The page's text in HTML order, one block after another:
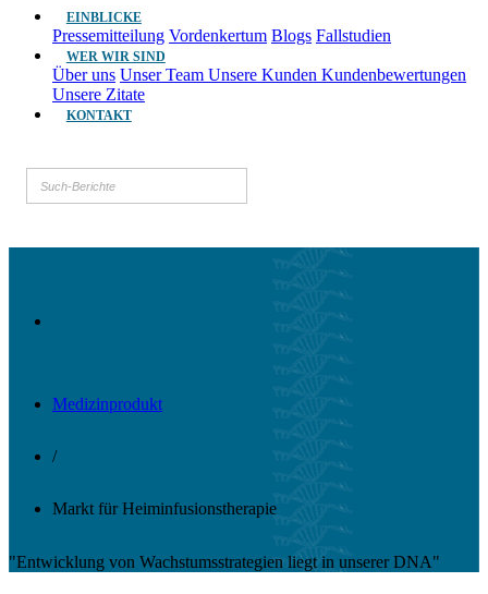
EINBLICKE
Pressemitteilung Vordenkertum Blogs Fallstudien
WER WIR SIND
Über uns Unser Team Unsere Kunden Kundenbewertungen
Unsere Zitate
KONTAKT
Medizinprodukt
/
Markt für Heiminfusionstherapie
"Entwicklung von Wachstumsstrategien liegt in unserer DNA"